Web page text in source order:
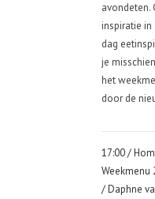
avondeten.
inspiratie in
dag
je
het
door de
17:00 /
Weekmenu
/ Daphne